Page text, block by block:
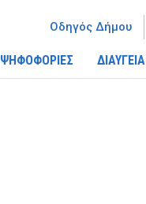
ΨΗΦΟΦΟΡΙΕΣ ΔΙΑΥΓΕΙΑ
Οδηγός Δήμου